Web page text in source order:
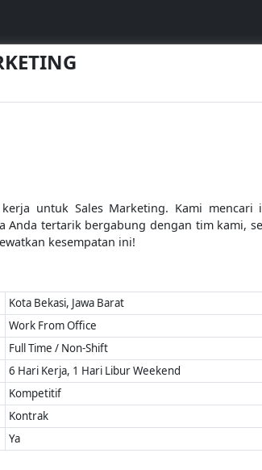
kerja untuk Sales Marketing. Kami
Anda tertarik bergabung dengan tim kami,
kesempatan ini!
Kota Bekasi, Jawa Barat
Work From Office
Full Time / Non-Shift
6 Hari Kerja, 1 Hari Libur Weekend
Kompetitif
Kontrak
Ya